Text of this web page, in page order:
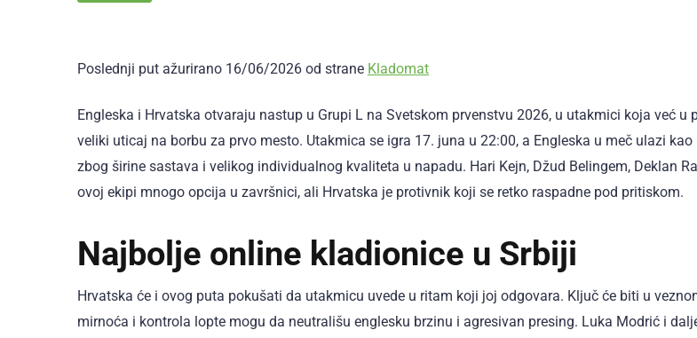
Poslednji put ažurirano 16/06/2026 od strane Kladomat
Engleska i Hrvatska otvaraju nastup u Grupi L na Svetskom prvenstvu 2026, u utakmici koja već u
veliki uticaj na borbu za prvo mesto. Utakmica se igra 17. juna u 22:00, a Engleska u meč ulazi
zbog širine sastava i velikog individualnog kvaliteta u napadu. Hari Kejn, Džud Belingem, Deklan
ovoj ekipi mnogo opcija u završnici, ali Hrvatska je protivnik koji se retko raspadne pod pritiskom.
Najbolje online kladionice u Srbiji
Hrvatska će i ovog puta pokušati da utakmicu uvede u ritam koji joj odgovara. Ključ će biti u
mirnoća i kontrola lopte mogu da neutrališu englesku brzinu i agresivan presing. Luka Modrić i